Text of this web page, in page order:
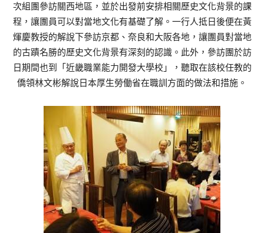
次組團參訪關西地區，並於出發前安排相關歷史文化背景的課
程，讓團員可以對當地文化有基礎了解。一行人抵日後便在黃
煇慶教授的解說下參訪京都、奈良和大阪各地，讓團員對當地
的古蹟名勝的歷史文化背景有深刻的認識。此外，參訪團於訪
日期間也到「近畿職業能力開發大學校」，聽取在該校任教的
僑領林文彬解說日本厚生勞働省在職訓方面的做法和措施。